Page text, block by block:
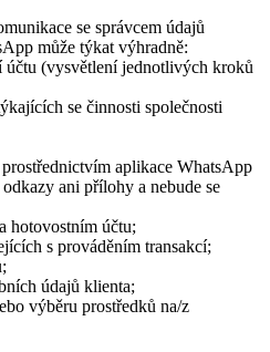
se správcem údajů
může týkat výhradně:
účtu (vysvětlení jednotlivých kroků
se činnosti společnosti
aplikace WhatsApp
ani přílohy a nebude se
hotovostním účtu;
s prováděním transakcí;
údajů klienta;
výběru prostředků na/z